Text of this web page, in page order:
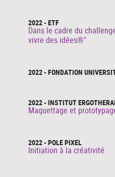
2022 - ETF
Dans le cadre du
vivre des idées®"
2022 - FONDATION
2022 - INSTITUT
Maquettage et
2022 - POLE PIXEL
Initiation à la créativité